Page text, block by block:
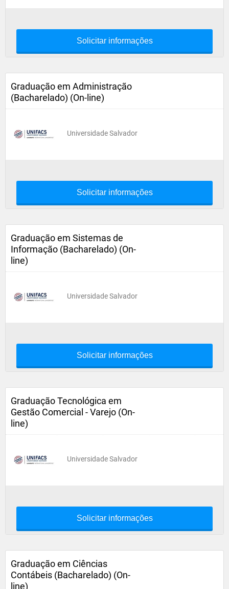
Solicitar informações
Graduação em Administração
(Bacharelado) (On-line)
Universidade Salvador
Solicitar informações
Graduação em Sistemas de
Informação (Bacharelado) (On-
line)
Universidade Salvador
Solicitar informações
Graduação Tecnológica em
Gestão Comercial - Varejo (On-
line)
Universidade Salvador
Solicitar informações
Graduação em Ciências
Contábeis (Bacharelado) (On-
line)